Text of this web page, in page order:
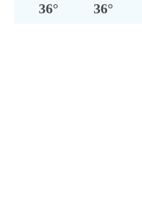
36° 36°